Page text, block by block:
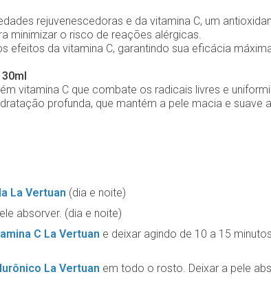
rejuvenescedoras e da vitamina C, um
minimizar o risco de reações alérgicas.
efeitos da vitamina C, garantindo sua eficácia
vitamina C que combate os radicais livres e
profunda, que mantém a pele macia e suave
La Vertuan (dia e noite)
absorver. (dia e noite)
C La Vertuan e deixar agindo de 10 a 15
La Vertuan em todo o rosto. Deixar a pele